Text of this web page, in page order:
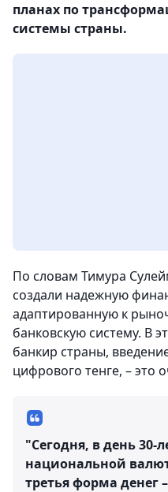
планах по
системы страны.
По словам Тимура
создали надежную
адаптированную к
банковскую систему. В
банкир страны,
цифрового тенге, – это
"Сегодня, в день 30-
национальной
третья форма денег